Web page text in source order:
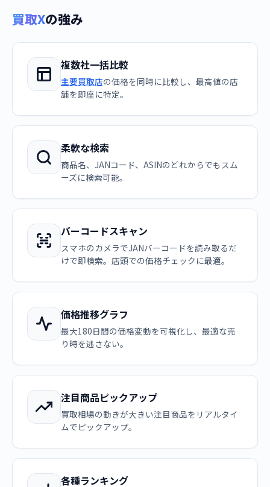
買取Xの強み
複数社一括比較
主要買取店の価格を同時に比較し、最高値の店
舗を即座に特定。
柔軟な検索
商品名、JANコード、ASINのどれからでもスム
ーズに検索可能。
バーコードスキャン
スマホのカメラでJANバーコードを読み取るだ
けで即検索。店頭での価格チェックに最適。
価格推移グラフ
最大180日間の価格変動を可視化し、最適な売
り時を逃さない。
注目商品ピックアップ
買取相場の動きが大きい注目商品をリアルタイ
ムでピックアップ。
各種ランキング